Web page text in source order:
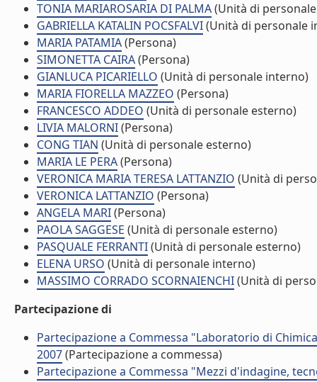
TONIA MARIAROSARIA DI PALMA(Unità di
GABRIELLA KATALIN POCSFALVI(Unità di personale
MARIA PATAMIA(Persona)
SIMONETTA CAIRA(Persona)
GIANLUCA PICARIELLO (Unità di personale interno)
MARIA FIORELLA MAZZEO (Persona)
FRANCESCO ADDEO (Unità di personale esterno)
LIVIA MALORNI(Persona)
CONG TIAN (Unità di personale esterno)
MARIA LE PERA(Persona)
VERONICA MARIA TERESA LATTANZIO (Unità di
VERONICA LATTANZIO (Persona)
ANGELA MARI(Persona)
PAOLA SAGGESE (Unità di personale esterno)
PASQUALE FERRANTI(Unità di personale esterno)
ELENA URSO (Unità di personale interno)
MASSIMO CORRADO SCORNAIENCHI(Unità di
Partecipazione di
Partecipazione a Commessa "Laboratorio di
2007(Partecipazione a commessa)
Partecipazione a Commessa "Mezzi d'indagine,